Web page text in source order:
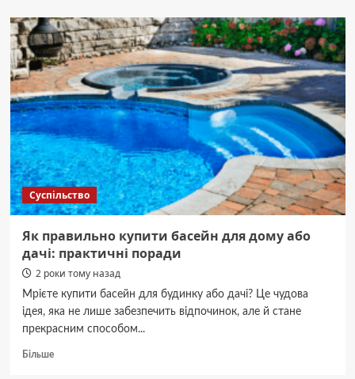
харчування
в
школі
та
садку:
як
обрати
безпечний
та
корисний
раціон?
Суспільство
Як правильно купити басейн для дому або
дачі: практичні поради
2 роки тому назад
Мрієте купити басейн для будинку або дачі? Це чудова
ідея, яка не лише забезпечить відпочинок, але й стане
прекрасним способом...
БільшеДокладніше